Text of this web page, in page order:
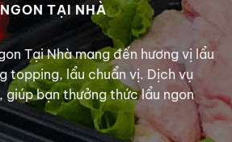
TẠI NHÀ
Tại Nhà mang đến hương vị lẩu
topping, lẩu chuẩn vị. Dịch vụ
giúp bạn thưởng thức lẩu ngon